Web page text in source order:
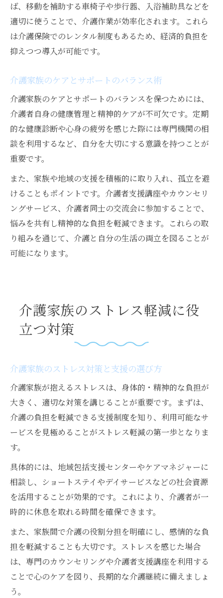
ば、移動を補助する車椅子や歩行器、入浴補助具などを
適切に使うことで、介護作業が効率化されます。これら
は介護保険でのレンタル制度もあるため、経済的負担を
抑えつつ導入が可能です。
介護家族のケアとサポートのバランス術
介護家族のケアとサポートのバランスを保つためには、
介護者自身の健康管理と精神的ケアが不可欠です。定期
的な健康診断や心身の疲労を感じた際には専門機関の相
談を利用するなど、自分を大切にする意識を持つことが
重要です。
また、家族や地域の支援を積極的に取り入れ、孤立を避
けることもポイントです。介護者支援講座やカウンセリ
ングサービス、介護者同士の交流会に参加することで、
悩みを共有し精神的な負担を軽減できます。これらの取
り組みを通じて、介護と自分の生活の両立を図ることが
可能になります。
介護家族のストレス軽減に役
立つ対策
介護家族のストレス対策と支援の選び方
介護家族が抱えるストレスは、身体的・精神的な負担が
大きく、適切な対策を講じることが重要です。まずは、
介護の負担を軽減できる支援制度を知り、利用可能なサ
ービスを見極めることがストレス軽減の第一歩となりま
す。
具体的には、地域包括支援センターやケアマネジャーに
相談し、ショートステイやデイサービスなどの社会資源
を活用することが効果的です。これにより、介護者が一
時的に休息を取れる時間を確保できます。
また、家族間で介護の役割分担を明確にし、感情的な負
担を軽減することも大切です。ストレスを感じた場合
は、専門のカウンセリングや介護者支援講座を利用する
ことで心のケアを図り、長期的な介護継続に備えましょ
う。